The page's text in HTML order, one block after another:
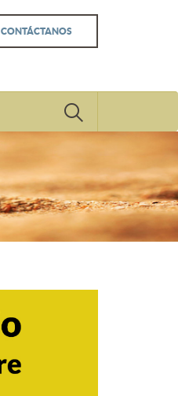
CONTÁCTANOS